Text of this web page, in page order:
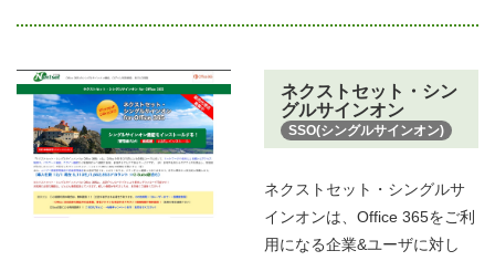
ネクストセット・シン
グルサインオン
SSO(シングルサインオン)
ネクストセット・シングルサ
インオンは、Office 365をご利
用になる企業&ユーザに対し